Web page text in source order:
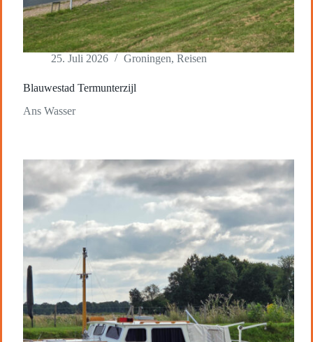
25. Juli 2026 Groningen, Reisen
Blauwestad Termunterzijl
Ans Wasser